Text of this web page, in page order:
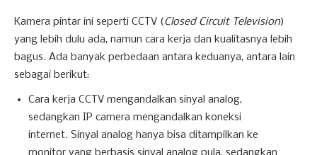
Kamera pintar ini seperti CCTV (Closed Circuit Television)
yang lebih dulu ada, namun cara kerja dan kualitasnya lebih
bagus. Ada banyak perbedaan antara keduanya, antara lain
sebagai berikut:
Cara kerja CCTV mengandalkan sinyal analog,
sedangkan IP camera mengandalkan koneksi
internet. Sinyal analog hanya bisa ditampilkan ke
monitor yang berbasis sinyal analog pula, sedangkan